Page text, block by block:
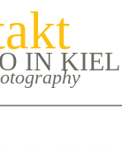
IN KIEL